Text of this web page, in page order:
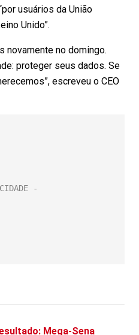
usuários da União
Unido”.
novamente no domingo.
proteger seus dados. Se
escreveu o CEO